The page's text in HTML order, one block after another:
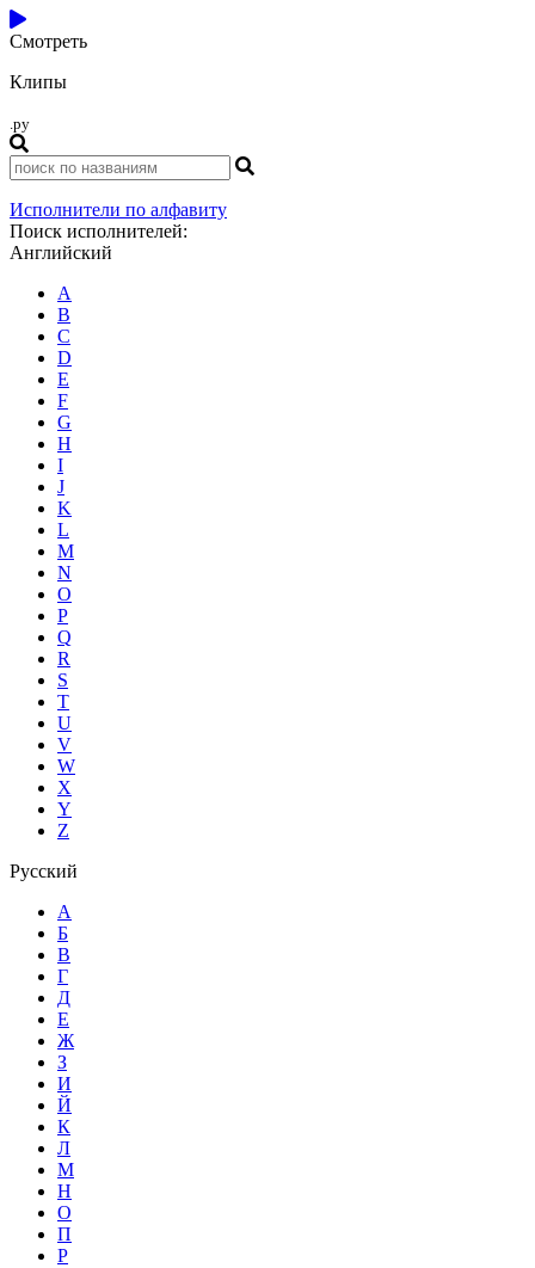
Смотреть
Клипы
.ру
Исполнители по алфавиту
Поиск исполнителей:
Английский
A
B
C
D
E
F
G
H
I
J
K
L
M
N
O
P
Q
R
S
T
U
V
W
X
Y
Z
Русский
А
Б
В
Г
Д
Е
Ж
З
И
Й
К
Л
М
Н
О
П
Р